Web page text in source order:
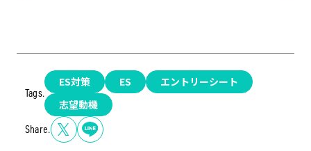
Tags.
ES対策 ES
エントリーシート
志望動機
Share.